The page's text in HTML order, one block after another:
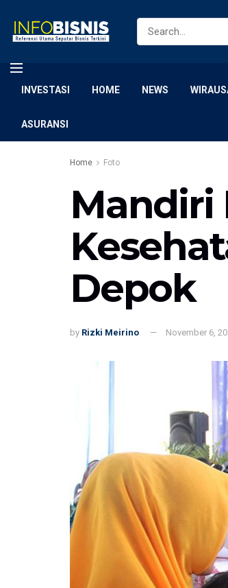
INVESTASI HOME NEWS
ASURANSI
Home Foto
Mandiri
Depok
by Rizki Meirino November 6,